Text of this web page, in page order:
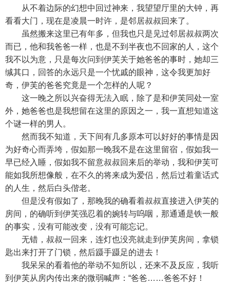
从不着边际的幻想中回过神来，我望望厅里的大钟，再
看看大门，现在是凌晨一时许，是邻居叔叔回来了。
虽然搬来这里已有年多，但我也只是见过邻居叔叔两次
而已，他和我爸爸一样，也是不到半夜也不回家的人，这个
我不以为意，只是每次问到伊芙关于她爸爸的事时，她却三
缄其口，回答的永远只是一个忧戚的眼神，这令我更加好
奇，伊芙的爸爸究竟是一个怎样的人呢？
这一晚之所以兴奋得无法入眠，除了是和伊芙同处一室
外，她爸爸也是我想留在这里的原因之一，我一直想知道这
个谜一样的男人。
然而我不知道，天下间有几多原本可以好好的事情是因
为好奇心而弄垮，假如那一晚我不是在这里留宿，假如我一
早已经入睡，假如我不留意叔叔回来后的举动，我和伊芙可
能如我所想像般，在不久的将来成为爱侣，然后过着童话式
的人生，然后白头偕老。
但是没有假如了，那晚我的确看着叔叔直接进入伊芙的
房间，的确听到伊芙强忍着的婉转与呜咽，那通通是铁一般
的事实，没有可能改变，没有可能忘记。
无错，叔叔一回来，连灯也没亮就走到伊芙房间，拿锁
匙出来打开了门锁，然后蹑手蹑足的进去！
我呆呆的看着他的举动不知所以，还来不及反应，我听
到伊芙从房内传出来的微弱喊声：“爸爸……爸爸不好！